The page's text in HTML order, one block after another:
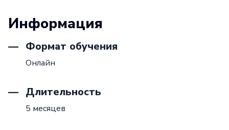
Информация
Формат обучения
Онлайн
Длительность
5 месяцев